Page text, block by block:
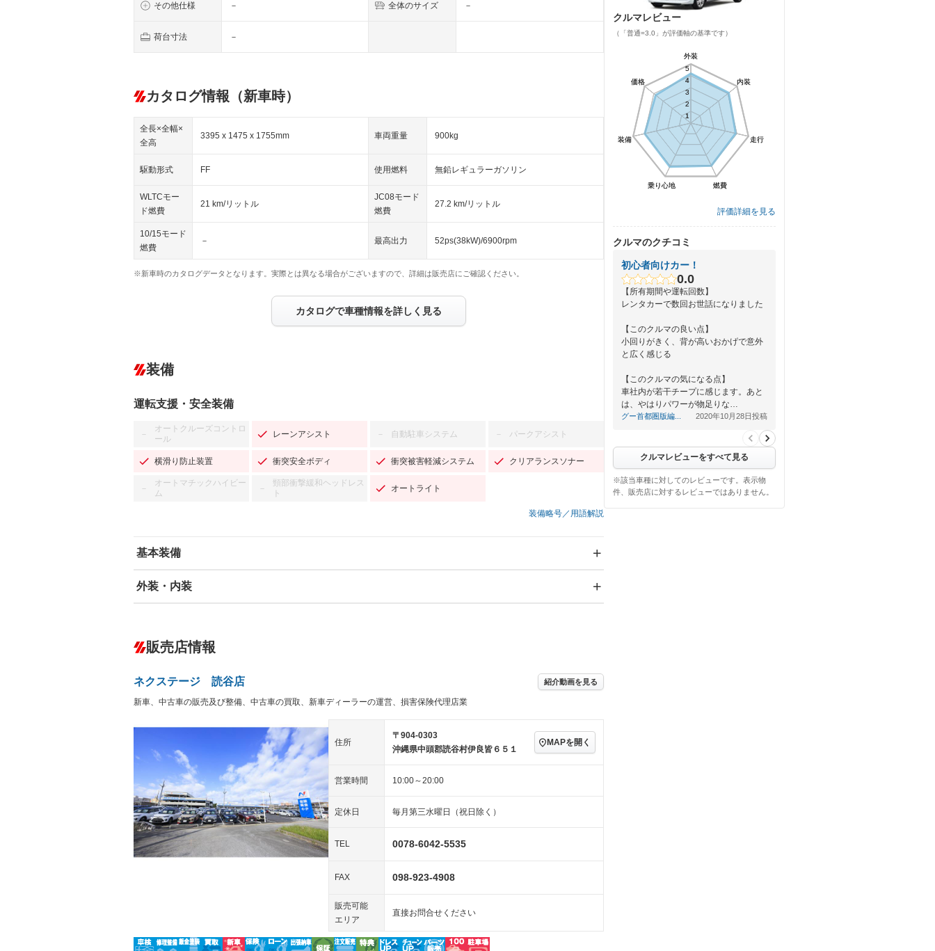
その他仕様 － 全体のサイズ －
荷台寸法 －
カタログ情報（新車時）
全長×全幅×
全高
3395 x 1475 x 1755mm 車両重量 900kg
駆動形式 FF 使用燃料 無鉛レギュラーガソリン
WLTCモー
ド燃費
21 km/リットル
JC08モード
燃費
27.2 km/リットル
10/15モード
燃費
－ 最高出力 52ps(38kW)/6900rpm
※新車時のカタログデータとなります。実際とは異なる場合がございますので、詳細は販売店にご確認ください。
カタログで車種情報を詳しく見る
装備
運転支援・安全装備
－
オートクルーズコントロ
ール
レーンアシスト － 自動駐車システム － パークアシスト
横滑り防止装置 衝突安全ボディ 衝突被害軽減システム クリアランスソナー
－
オートマチックハイビー
ム
－
頸部衝撃緩和ヘッドレス
ト
オートライト
装備略号／用語解説
基本装備
エアバッグ：運転席/助手席/サイド
－ ダウンヒルアシストコントロール
Bluetooth接続 センターデフロック
装備略号／用語解説
外装・内装
オーディオ：CDまたはCDチェンジャー
－
ヘッドライトウォッシャ
ー
キーレス
LEDヘッドランプ － HID(キセノンライト) － ポータブルナビ
ETC － エアロ スマートキー ローダウン
ランフラットタイヤ － パワーシート 3列シート ベンチシート
フルフラットシート － チップアップシート オットマン
－ シートヒーター － ウォークスルー 後席モニター
－ フロントカメラ － シートエアコン
－ ルーフレール － エアサスペンション
販売店情報
ネクステージ 読谷店 紹介動画を見る
新車、中古車の販売及び整備、中古車の買取、新車ディーラーの運営、損害保険代理店業
住所
〒904-0303
沖縄県中頭郡読谷村伊良皆６５１
MAPを開く
営業時間 10:00～20:00
定休日 毎月第三水曜日（祝日除く）
TEL 0078-6042-5535
FAX 098-923-4908
販売可能
エリア
直接お問合せください
クルマレビュー
（「普通=3.0」が評価軸の基準です）
外装
内装
走行
燃費
乗り心地
装備
価格
1
2
3
4
5
外装
内装
走行
燃費
乗り心地
装備
価格
1
2
3
4
5
評価詳細を見る
クルマのクチコミ
初心者向けカー！
0.0
【所有期間や運転回数】
レンタカーで数回お世話になりました
【このクルマの良い点】
小回りがきく、背が高いおかげで意外
と広く感じる
【このクルマの気になる点】
車社内が若干チープに感じます。あと
は、やはりパワーが物足りな…
グー首都圏版編... 2020年10月28日投稿
クルマレビューをすべて見る
※該当車種に対してのレビューです。表示物
件、販売店に対するレビューではありません。